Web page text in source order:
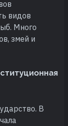
видов
Много
змей и
В